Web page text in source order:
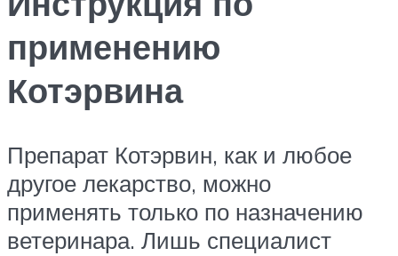
применению
Котэрвина
Препарат Котэрвин, как и любое
другое лекарство, можно
применять только по назначению
ветеринара. Лишь специалист